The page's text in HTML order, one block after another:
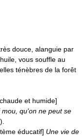
douce, alanguie par
vous souffle au
ténèbres de la forêt
et humide]
qu'on ne peut se
éducatif] Une vie de